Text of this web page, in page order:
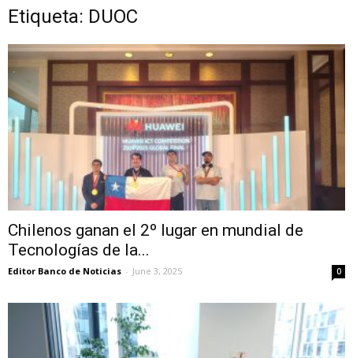
Etiqueta: DUOC
Chilenos ganan el 2º lugar en mundial de
Tecnologías de la...
Editor Banco de Noticias - June 3, 2025 0